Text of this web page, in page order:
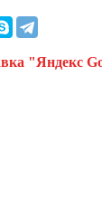
"Яндекс